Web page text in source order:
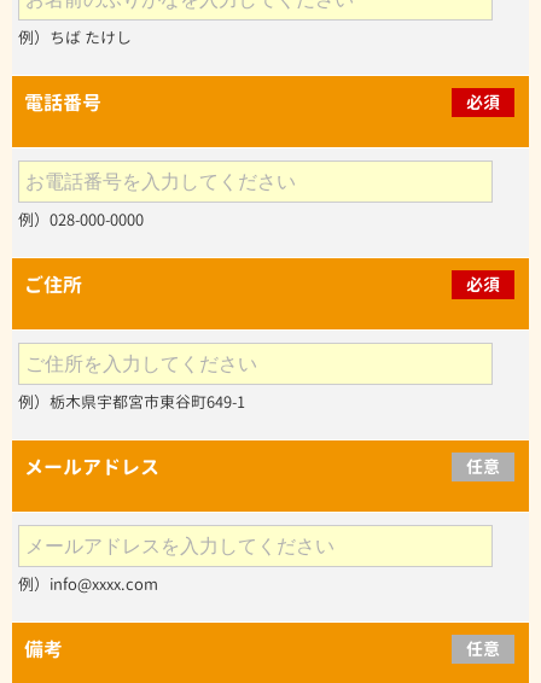
例）ちば たけし
電話番号 必須
例）028-000-0000
ご住所 必須
例）栃木県宇都宮市東谷町649-1
メールアドレス 任意
例）info@xxxx.com
備考 任意